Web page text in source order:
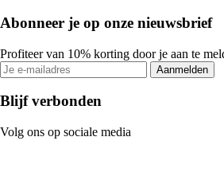
Abonneer je op onze nieuwsbrief
Profiteer van 10% korting door je aan te
Aanmelden
Blijf verbonden
Volg ons op sociale media